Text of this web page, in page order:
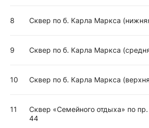
8 Сквер по б. Карла Маркса
9 Сквер по б. Карла Маркса
10 Сквер по б. Карла Маркса
11
Сквер «Семейного отдыха» по
44